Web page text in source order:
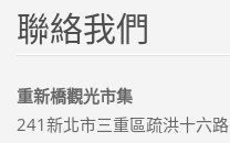
聯絡我們
重新橋觀光市集
241新北市三重區疏洪十六路